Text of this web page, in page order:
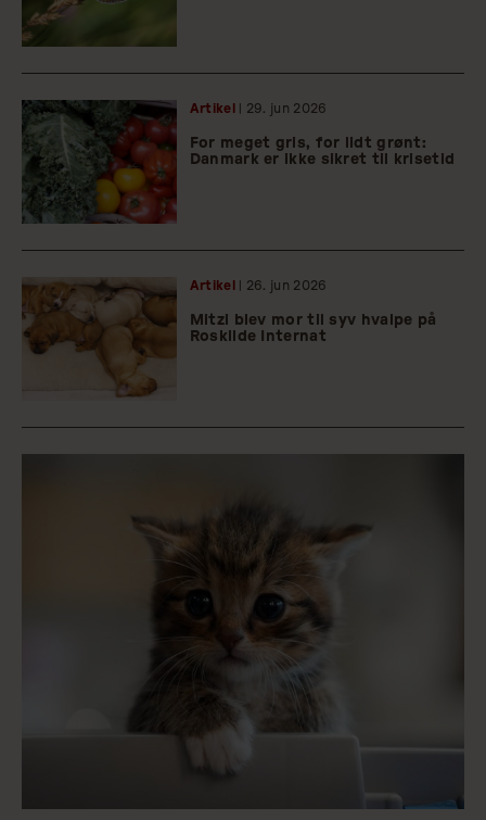
Artikel | 29. jun 2026
For meget gris, for lidt grønt:
Danmark er ikke sikret til krisetid
Artikel | 26. jun 2026
Mitzi blev mor til syv hvalpe på
Roskilde Internat